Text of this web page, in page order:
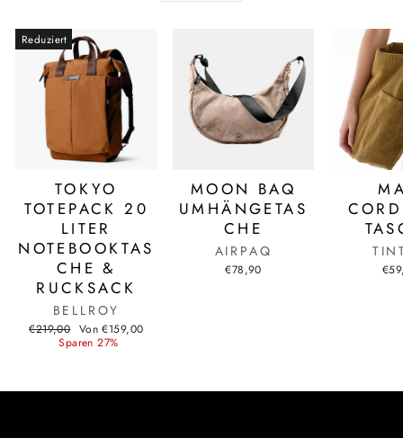
Reduziert
TOKYO
TOTEPACK 20
LITER
NOTEBOOKTAS
CHE &
RUCKSACK
BELLROY
Normaler
€219,00 Sonderpreis
Von €159,00
Sparen 27%
MOON BAQ
UMHÄNGETAS
CHE
AIRPAQ
€78,90